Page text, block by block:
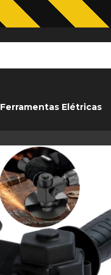
Jardinagem
Ferramentas Elétricas